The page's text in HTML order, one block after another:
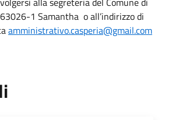
1 Samantha o all’indirizzo di
amministrativo.casperia@gmail.com